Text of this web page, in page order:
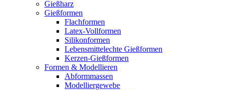
Gießharz
Gießformen
Flachformen
Latex-Vollformen
Silikonformen
Lebensmittelechte Gießformen
Kerzen-Gießformen
Formen & Modellieren
Abformmassen
Modelliergewebe